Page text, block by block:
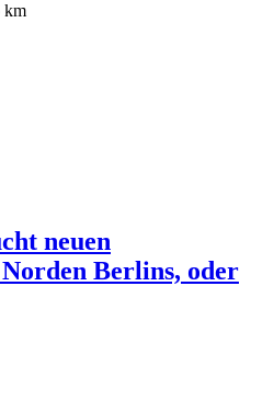
km
neuen
Berlins, oder